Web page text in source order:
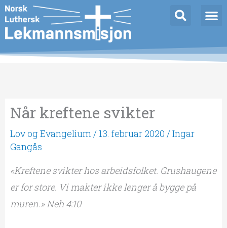
Hopp
rett
til
innholdet
Når kreftene svikter
Lov og Evangelium /13. februar 2020 /Ingar
Gangås
«Kreftene svikter hos arbeidsfolket. Grushaugene
er for store. Vi makter ikke lenger å bygge på
muren.» Neh 4:10